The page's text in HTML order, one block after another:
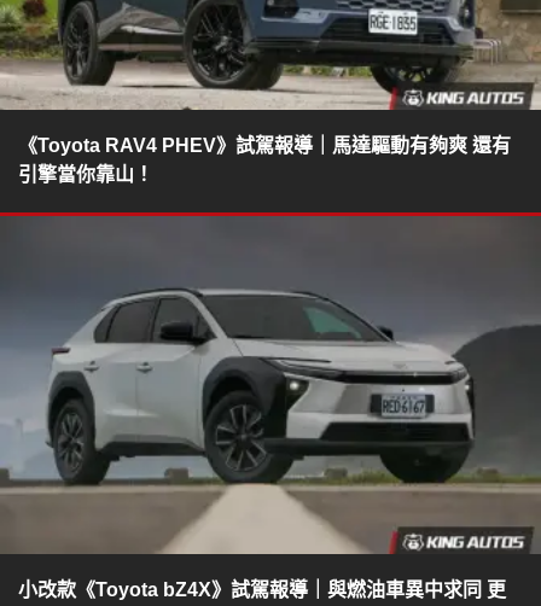
《Toyota RAV4 PHEV》試駕報導｜馬達驅動有夠爽 還有
引擎當你靠山！
小改款《Toyota bZ4X》試駕報導｜與燃油車異中求同 更